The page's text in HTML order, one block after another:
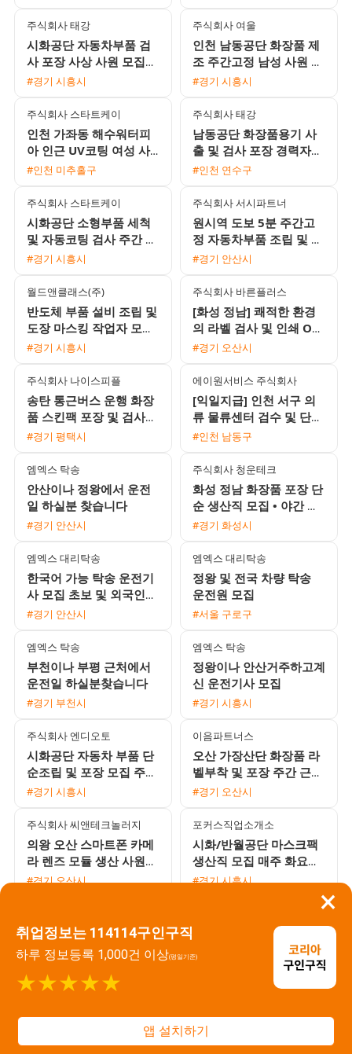
×
취업정보는 114114구인구직
하루 정보등록 1,000건 이상(평일기준)
★★★★★
앱 설치하기
주식회사 태강
시화공단 자동차부품 검
사 포장 사상 사원 모집
주간 단기 가능 통근버스
#경기 시흥시
주식회사 여울
인천 남동공단 화장품 제
조 주간고정 남성 사원 모
집 시급 15000원 일당 익
#경기 시흥시
주식회사 스타트케이
인천 가좌동 해수워터피
아 인근 UV코팅 여성 사
원 모집 주급 및 가불 가
#인천 미추홀구
주식회사 태강
남동공단 화장품용기 사
출 및 검사 포장 경력자
채용 알찬 수당과 유급휴
#인천 연수구
주식회사 스타트케이
시화공단 소형부품 세척
및 자동코팅 검사 주간 사
원 모집
#경기 시흥시
주식회사 서시파트너
원시역 도보 5분 주간고
정 자동차부품 조립 및 포
장 장기 근무자 모집
#경기 안산시
월드앤클래스(주)
반도체 부품 설비 조립 및
도장 마스킹 작업자 모집
초보 가능
#경기 시흥시
주식회사 바른플러스
[화성 정남] 쾌적한 환경
의 라벨 검사 및 인쇄 OP
모집 (통근버스 운행)
#경기 오산시
주식회사 나이스피플
송탄 통근버스 운행 화장
품 스킨팩 포장 및 검사
사원 모집 일급 166875
#경기 평택시
에이원서비스 주식회사
[익일지급] 인천 서구 의
류 물류센터 검수 및 단순
포장 사원 모집 (시급
#인천 남동구
엠엑스 탁송
안산이나 정왕에서 운전
일 하실분 찾습니다
#경기 안산시
주식회사 청운테크
화성 정남 화장품 포장 단
순 생산직 모집 • 야간 월
350만원 이상 • 상여 100
#경기 화성시
엠엑스 대리탁송
한국어 가능 탁송 운전기
사 모집 초보 및 외국인
환영
#경기 안산시
엠엑스 대리탁송
정왕 및 전국 차량 탁송
운전원 모집
#서울 구로구
엠엑스 탁송
부천이나 부평 근처에서
운전일 하실분찾습니다
#경기 부천시
엠엑스 탁송
정왕이나 안산거주하고계
신 운전기사 모집
#경기 시흥시
주식회사 엔디오토
시화공단 자동차 부품 단
순조립 및 포장 모집 주간
고정 주야교대 선택 가능
#경기 시흥시
이음파트너스
오산 가장산단 화장품 라
벨부착 및 포장 주간 근무
자 모집 (상여금 50% 및
#경기 오산시
주식회사 씨앤테크놀러지
의왕 오산 스마트폰 카메
라 렌즈 모듈 생산 사원
모집 주야2교대 및 주간
#경기 오산시
포커스직업소개소
시화/반월공단 마스크팩
생산직 모집 매주 화요일
주급 지급 및 통근버스 운
#경기 시흥시
통근버스 운행 및 우수한
복지, 자동차부품 회사 쇼
트팀 주야교대 남성 사원
급구
화성 정남면 자동차부품
CNC MCT 생산직 채용
(월 400만원 이상 / 기숙
화성 정남 쾌적한 환경의
자동차부품 CNC MCT 생
쾌적한 환경의 좌식근무
자동차 고무부품 검사 및